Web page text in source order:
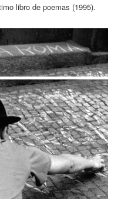
libro de poemas (1995).